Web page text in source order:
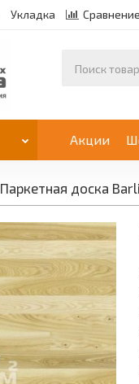
Укладка Сравнение
Акции
Паркетная доска